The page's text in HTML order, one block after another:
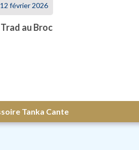
février 2026
au Broc
Tanka Cante